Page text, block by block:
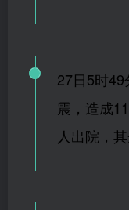
27日5时
震，造成
人出院，